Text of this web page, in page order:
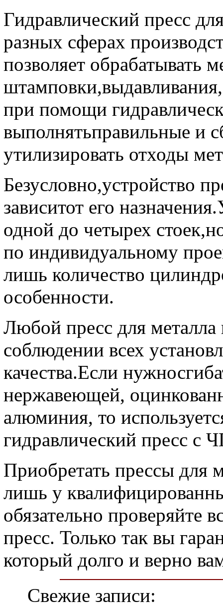
Гидравлический пресс
разных сферах
позволяет обрабатывать
при помощи
выполнятьправильные и
утилизировать отходы
Безусловно,устройство
зависитот его
одной до четырех
по индивидуальному
лишь количество
особенности.
Любой пресс для металла
соблюдении всех
качества.Если
нержавеющей,
алюминия, то
гидравлический пресс с
Приобретать прессы для
лишь у
обязательно проверяйте
пресс. Только так вы
который долго и верно
Свежие записи: